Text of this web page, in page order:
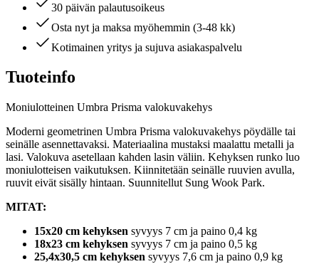
30 päivän palautusoikeus
Osta nyt ja maksa myöhemmin (3-48 kk)
Kotimainen yritys ja sujuva asiakaspalvelu
Tuoteinfo
Moniulotteinen Umbra Prisma valokuvakehys
Moderni geometrinen Umbra Prisma valokuvakehys pöydälle tai
seinälle asennettavaksi. Materiaalina mustaksi maalattu metalli ja
lasi. Valokuva asetellaan kahden lasin väliin. Kehyksen runko luo
moniulotteisen vaikutuksen. Kiinnitetään seinälle ruuvien avulla,
ruuvit eivät sisälly hintaan. Suunnitellut Sung Wook Park.
MITAT:
15x20 cm kehyksen syvyys 7 cm ja paino 0,4 kg
18x23 cm kehyksen syvyys 7 cm ja paino 0,5 kg
25,4x30,5 cm kehyksen syvyys 7,6 cm ja paino 0,9 kg